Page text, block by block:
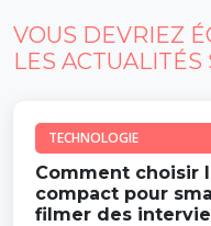
VOUS DEVRIEZ
LES ACTUALITÉS
TECHNOLOGIE
Comment choisir
compact pour
filmer des